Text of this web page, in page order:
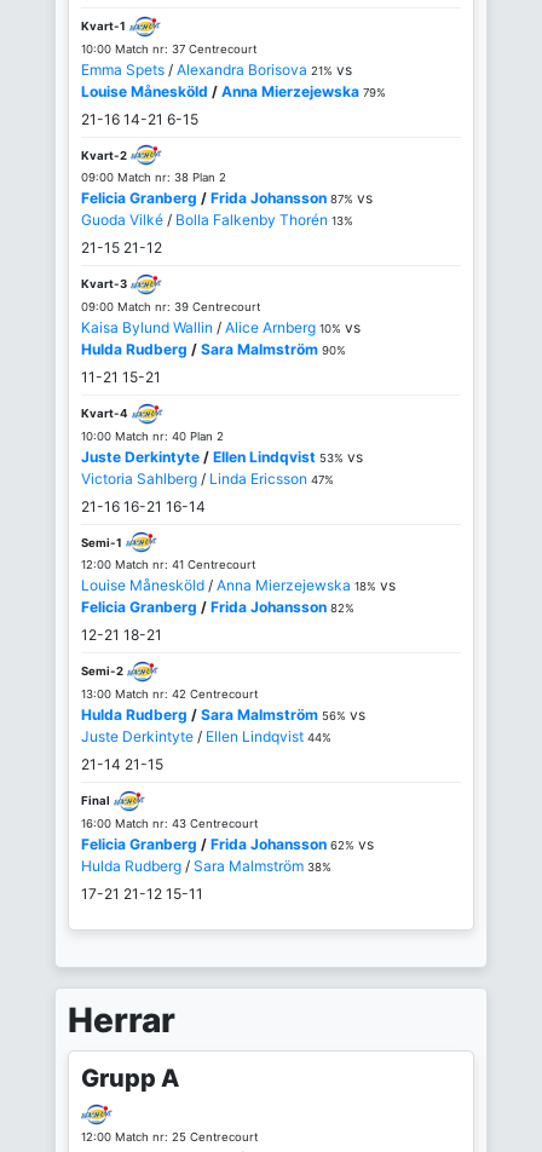
Kvart-1
10:00 Match nr: 37 Centrecourt
Emma Spets / Alexandra Borisova 21% vs
Louise Månesköld / Anna Mierzejewska 79%
21-16 14-21 6-15
Kvart-2
09:00 Match nr: 38 Plan 2
Felicia Granberg / Frida Johansson 87% vs
Guoda Vilké / Bolla Falkenby Thorén 13%
21-15 21-12
Kvart-3
09:00 Match nr: 39 Centrecourt
Kaisa Bylund Wallin / Alice Arnberg 10% vs
Hulda Rudberg / Sara Malmström 90%
11-21 15-21
Kvart-4
10:00 Match nr: 40 Plan 2
Juste Derkintyte / Ellen Lindqvist 53% vs
Victoria Sahlberg / Linda Ericsson 47%
21-16 16-21 16-14
Semi-1
12:00 Match nr: 41 Centrecourt
Louise Månesköld / Anna Mierzejewska 18% vs
Felicia Granberg / Frida Johansson 82%
12-21 18-21
Semi-2
13:00 Match nr: 42 Centrecourt
Hulda Rudberg / Sara Malmström 56% vs
Juste Derkintyte / Ellen Lindqvist 44%
21-14 21-15
Final
16:00 Match nr: 43 Centrecourt
Felicia Granberg / Frida Johansson 62% vs
Hulda Rudberg / Sara Malmström 38%
17-21 21-12 15-11
Herrar
Grupp A
12:00 Match nr: 25 Centrecourt